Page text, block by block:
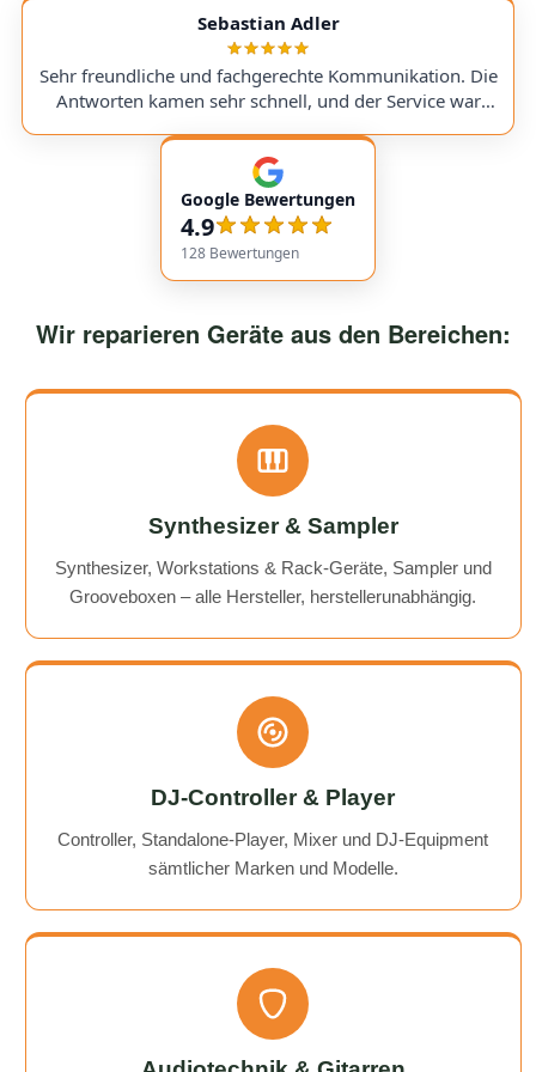
service with very transparent processes and pricing. I
sent in my Victory V4 Amp (Duchess). While waiting for
a replacement part, I was always kept fully informed. I
would use them again anytime!
Sebastian Adler
Sehr freundliche und fachgerechte Kommunikation. Die
Antworten kamen sehr schnell, und der Service war
empfehlenswert! Very friendly and professional
communication. Responses came very quickly, and the
service overall was extremely friendly and reliable.
Highly recommended!
Google Bewertungen
4.9
128 Bewertungen
Wir reparieren Geräte aus den Bereichen:
Synthesizer & Sampler
Synthesizer, Workstations & Rack-Geräte, Sampler und
Grooveboxen – alle Hersteller, herstellerunabhängig.
DJ-Controller & Player
Controller, Standalone-Player, Mixer und DJ-Equipment
sämtlicher Marken und Modelle.